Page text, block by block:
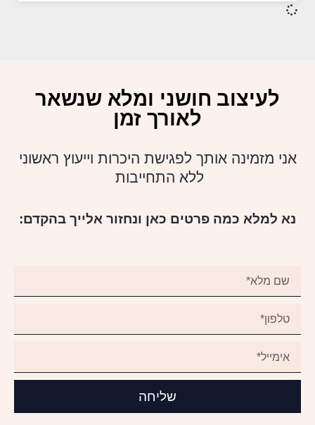
לעיצוב חושני ומלא שנשאר
לאורך זמן
אני מזמינה אותך לפגישת היכרות וייעוץ ראשוני
ללא התחייבות
נא למלא כמה פרטים כאן ונחזור אלייך בהקדם:
שליחה